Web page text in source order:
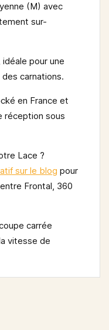
(M) avec
sur-
idéale pour une
carnations.
en France et
réception sous
Lace ?
sur le blog pour
Frontal, 360
carrée
vitesse de